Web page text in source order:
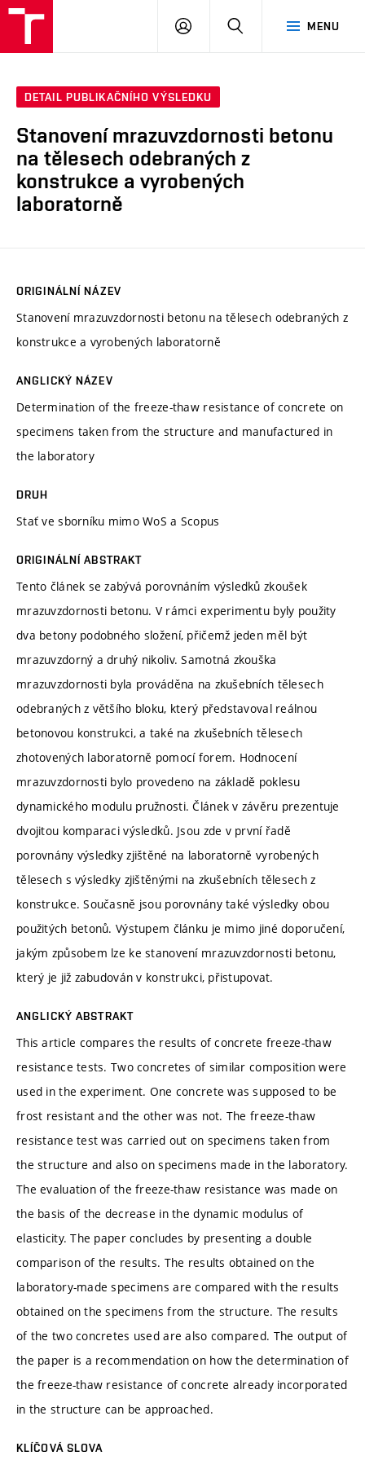
MENU
PŘIHLÁSIT
DETAIL PUBLIKAČNÍHO VÝSLEDKU
Stanovení mrazuvzdornosti betonu
na tělesech odebraných z
konstrukce a vyrobených
laboratorně
ORIGINÁLNÍ NÁZEV
Stanovení mrazuvzdornosti betonu na tělesech odebraných z
konstrukce a vyrobených laboratorně
ANGLICKÝ NÁZEV
Determination of the freeze-thaw resistance of concrete on
specimens taken from the structure and manufactured in
the laboratory
DRUH
Stať ve sborníku mimo WoS a Scopus
ORIGINÁLNÍ ABSTRAKT
Tento článek se zabývá porovnáním výsledků zkoušek
mrazuvzdornosti betonu. V rámci experimentu byly použity
dva betony podobného složení, přičemž jeden měl být
mrazuvzdorný a druhý nikoliv. Samotná zkouška
mrazuvzdornosti byla prováděna na zkušebních tělesech
odebraných z většího bloku, který představoval reálnou
betonovou konstrukci, a také na zkušebních tělesech
zhotovených laboratorně pomocí forem. Hodnocení
mrazuvzdornosti bylo provedeno na základě poklesu
dynamického modulu pružnosti. Článek v závěru prezentuje
dvojitou komparaci výsledků. Jsou zde v první řadě
porovnány výsledky zjištěné na laboratorně vyrobených
tělesech s výsledky zjištěnými na zkušebních tělesech z
konstrukce. Současně jsou porovnány také výsledky obou
použitých betonů. Výstupem článku je mimo jiné doporučení,
jakým způsobem lze ke stanovení mrazuvzdornosti betonu,
který je již zabudován v konstrukci, přistupovat.
ANGLICKÝ ABSTRAKT
This article compares the results of concrete freeze-thaw
resistance tests. Two concretes of similar composition were
used in the experiment. One concrete was supposed to be
frost resistant and the other was not. The freeze-thaw
resistance test was carried out on specimens taken from
the structure and also on specimens made in the laboratory.
The evaluation of the freeze-thaw resistance was made on
the basis of the decrease in the dynamic modulus of
elasticity. The paper concludes by presenting a double
comparison of the results. The results obtained on the
laboratory-made specimens are compared with the results
obtained on the specimens from the structure. The results
of the two concretes used are also compared. The output of
the paper is a recommendation on how the determination of
the freeze-thaw resistance of concrete already incorporated
in the structure can be approached.
KLÍČOVÁ SLOVA